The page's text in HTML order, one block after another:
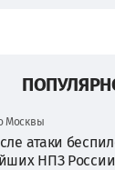
Москвы
атаки
НПЗ России